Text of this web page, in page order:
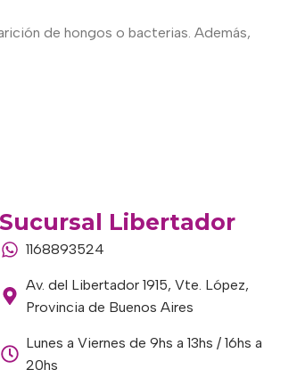
de hongos o bacterias. Además,
Sucursal Libertador
1168893524
Av. del Libertador 1915, Vte. López,
Provincia de Buenos Aires
Lunes a Viernes de 9hs a 13hs / 16hs a
20hs